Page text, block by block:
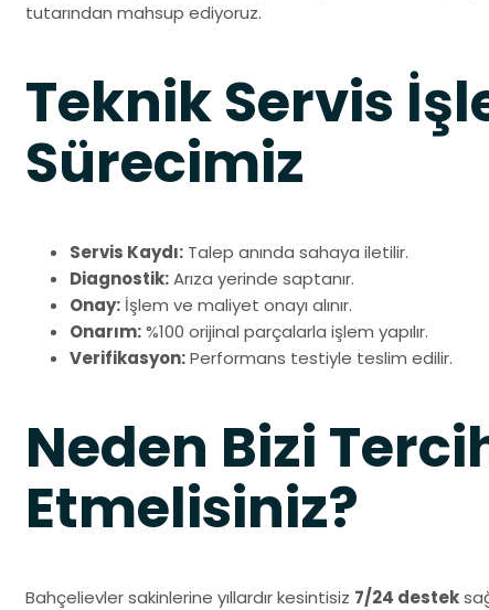
tutarından mahsup ediyoruz.
Teknik Servis
Sürecimiz
Servis Kaydı: Talep anında sahaya iletilir.
Diagnostik:Arıza yerinde saptanır.
Onay: İşlem ve maliyet onayı alınır.
Onarım:%100 orijinal parçalarla işlem yapılır.
Verifikasyon:Performans testiyle teslim edilir.
Neden Bizi
Etmelisiniz?
Bahçelievler sakinlerine yıllardır kesintisiz 7/24 destek